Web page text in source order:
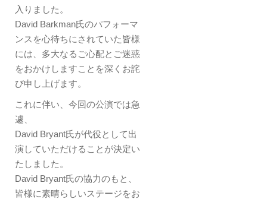
入りました。
David Barkman氏のパフォーマ
ンスを心待ちにされていた皆様
には、多大なるご心配とご迷惑
をおかけしますことを深くお詫
び申し上げます。
​これに伴い、今回の公演では急
遽、
David Bryant氏が代役として出
演していただけることが決定い
たしました。
​David Bryant氏の協力のもと、
皆様に素晴らしいステージをお